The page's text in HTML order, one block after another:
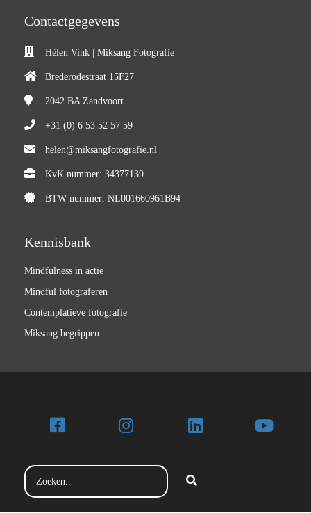
Contactgegevens
Hèlen Vink | Miksang Fotografie
Brederodestraat 15F27
2042 BA Zandvoort
+31 (0) 6 53 52 57 59
helen@miksangfotografie.nl
KvK nummer: 34377139
BTW nummer: NL001660961B94
Kennisbank
Mindfulness in actie
Mindful fotograferen
Contemplatieve fotografie
Miksang begrippen